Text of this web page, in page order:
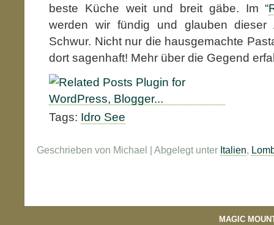
beste Küche weit und breit gäbe. Im “
werden wir fündig und glauben dieser
Schwur. Nicht nur die hausgemachte
dort sagenhaft! Mehr über die Gegend
Tags: Idro See
Geschrieben von Michael | Abgelegt unter Italien,
MAGIC